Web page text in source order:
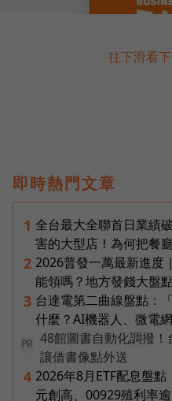
往下滑看
即時熱門文章
1 全台最大全聯首日業績
害的大型店！為何把餐
2 2026普發一萬最新進度
能領嗎？地方發錢大盤
3 台達電第二曲線盤點：
什麼？AI機器人、微電
PR
48館圖書自動化調撥！
讓借書像點外送
4 2026年8月ETF配息盤
元創高、00929殖利率